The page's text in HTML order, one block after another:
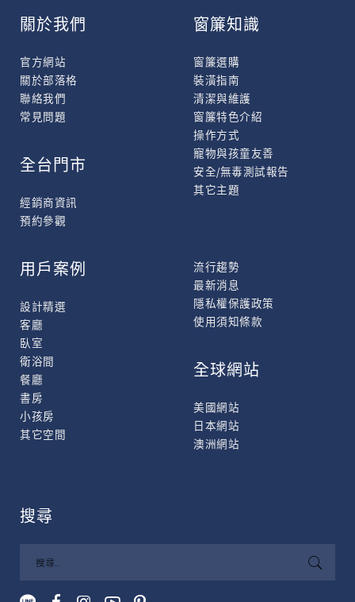
關於我們
官方網站
關於部落格
聯絡我們
常見問題
窗簾知識
窗簾選購
裝潢指南
清潔與維護
窗簾特色介紹
操作方式
寵物與孩童友善
安全/無毒測試報告
其它主題
全台門市
經銷商資訊
預約參觀
用戶案例
設計精選
客廳
臥室
衛浴間
餐廳
書房
小孩房
其它空間
流行趨勢
最新消息
隱私權保護政策
使用須知條款
全球網站
美國網站
日本網站
澳洲網站
搜尋